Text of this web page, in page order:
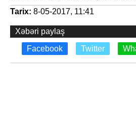
Tarix: 8-05-2017, 11:41
Xəbəri paylaş
Facebook
Twitter